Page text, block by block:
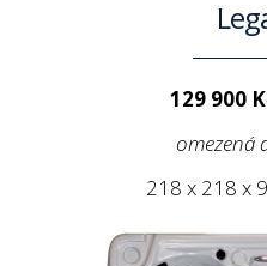
129 900
omezená
218 x 218 x